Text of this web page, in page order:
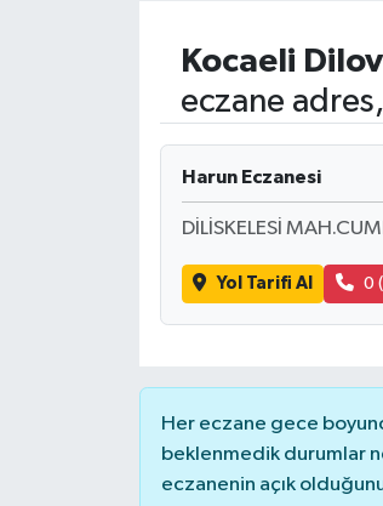
Kocaeli
eczane
Harun Eczanesi
DİLİSKELESİ
Yol Tarifi Al 0
Her eczane gece
beklenmedik durumlar
eczanenin açık